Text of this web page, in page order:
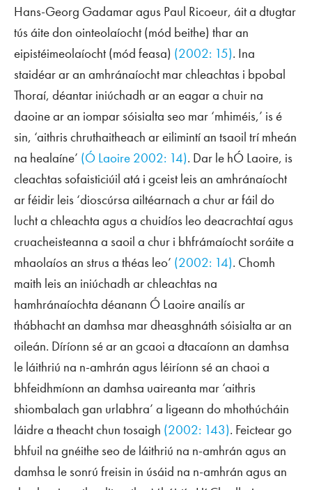
Hans-Georg Gadamar agus Paul Ricoeur, áit a dtugtar
tús áite don ointeolaíocht (mód beithe) thar an
eipistéimeolaíocht (mód feasa) (2002: 15). Ina
staidéar ar an amhránaíocht mar chleachtas i bpobal
Thoraí, déantar iniúchadh ar an eagar a chuir na
daoine ar an iompar sóisialta seo mar ‘mhiméis,’ is é
sin, ‘aithris chruthaitheach ar eilimintí an tsaoil trí mheán
na healaíne’ (Ó Laoire 2002: 14). Dar le hÓ Laoire, is
cleachtas sofaisticiúil atá i gceist leis an amhránaíocht
ar féidir leis ‘dioscúrsa ailtéarnach a chur ar fáil do
lucht a chleachta agus a chuidíos leo deacrachtaí agus
cruacheisteanna a saoil a chur i bhfrámaíocht soráite a
mhaolaíos an strus a théas leo’ (2002: 14). Chomh
maith leis an iniúchadh ar chleachtas na
hamhránaíochta déanann Ó Laoire anailís ar
thábhacht an damhsa mar dheasghnáth sóisialta ar an
oileán. Díríonn sé ar an gcaoi a dtacaíonn an damhsa
le láithriú na n-amhrán agus léiríonn sé an chaoi a
bhfeidhmíonn an damhsa uaireanta mar ‘aithris
shiombalach gan urlabhra’ a ligeann do mhothúcháin
láidre a theacht chun tosaigh (2002: 143). Feictear go
bhfuil na gnéithe seo de láithriú na n-amhrán agus an
damhsa le sonrú freisin in úsáid na n-amhrán agus an